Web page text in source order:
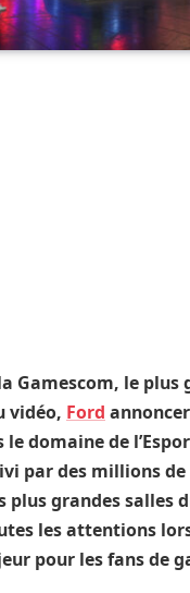
Gamescom, le plus
vidéo, Ford
domaine de
par des millions de
plus grandes salles
les attentions
pour les fans de